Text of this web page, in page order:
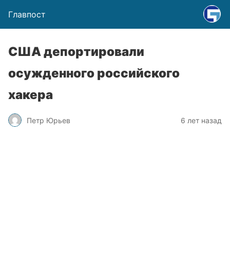
Главпост
США депортировали
осужденного российского
хакера
Петр Юрьев 6 лет назад